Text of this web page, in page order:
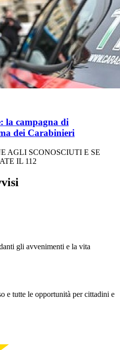
la campagna di
dei Carabinieri
AGLI SCONOSCIUTI E SE
IL 112
gli avvenimenti e la vita
e tutte le opportunità per cittadini e